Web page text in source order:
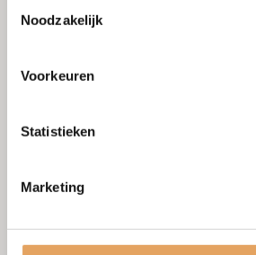
Noodzakelijk
Voorkeuren
Statistieken
MarketingVersturen